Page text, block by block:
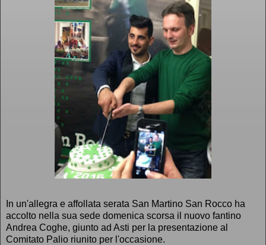
In un'allegra e affollata serata San Martino San Rocco ha
accolto nella sua sede domenica scorsa il nuovo fantino
Andrea Coghe, giunto ad Asti per la presentazione al
Comitato Palio riunito per l'occasione.